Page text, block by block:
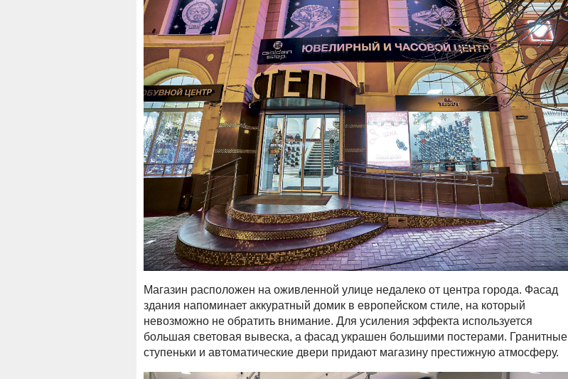
Магазин расположен на оживленной улице недалеко от центра города. Фасад
здания напоминает аккуратный домик в европейском стиле, на который
невозможно не обратить внимание. Для усиления эффекта используется
большая световая вывеска, а фасад украшен большими постерами. Гранитные
ступеньки и автоматические двери придают магазину престижную атмосферу.